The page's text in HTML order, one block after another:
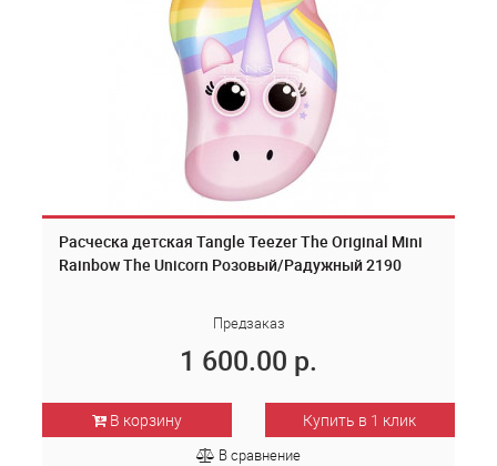
Расческа детская Tangle Teezer The Original Mini
Rainbow The Unicorn Розовый/Радужный 2190
Предзаказ
1 600.00 р.
В корзину Купить в 1 клик
В сравнение